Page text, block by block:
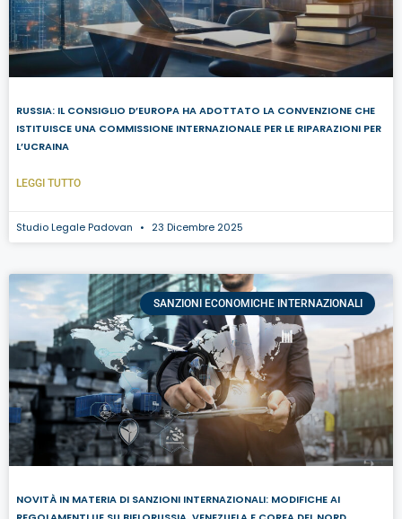
RUSSIA: IL CONSIGLIO D’EUROPA HA ADOTTATO LA CONVENZIONE CHE
ISTITUISCE UNA COMMISSIONE INTERNAZIONALE PER LE RIPARAZIONI PER
L’UCRAINA
LEGGI TUTTO
Studio Legale Padovan 23 Dicembre 2025
SANZIONI ECONOMICHE INTERNAZIONALI
NOVITÀ IN MATERIA DI SANZIONI INTERNAZIONALI: MODIFICHE AI